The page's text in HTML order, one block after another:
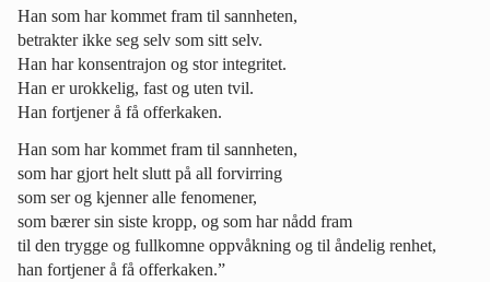
Han som har kommet fram til sannheten,
betrakter ikke seg selv som sitt selv.
Han har konsentrajon og stor integritet.
Han er urokkelig, fast og uten tvil.
Han fortjener å få offerkaken.
Han som har kommet fram til sannheten,
som har gjort helt slutt på all forvirring
som ser og kjenner alle fenomener,
som bærer sin siste kropp, og som har nådd fram
til den trygge og fullkomne oppvåkning og til åndelig renhet,
han fortjener å få offerkaken.”